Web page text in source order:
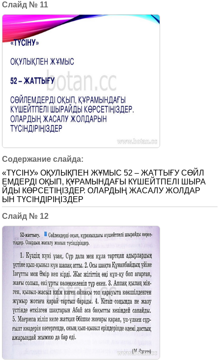
11
«ТҮСІНУ» ОҚУЛЫҚПЕН ЖҰМЫС 52 – ЖАТТЫҒУ СӨЙЛ
ЕМДЕРДІ ОҚЫП, ҚҰРАМЫНДАҒЫ КҮШЕЙТПЕЛІ ШЫРА
ЙДЫ КӨРСЕТІҢІЗДЕР. ОЛАРДЫҢ ЖАСАЛУ ЖОЛДАР
ЫН ТҮСІНДІРІҢІЗДЕР
12